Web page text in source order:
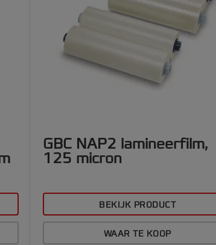
GBC NAP2 lamineerfilm,
125 micron
BEKIJK PRODUCT
WAAR TE KOOP